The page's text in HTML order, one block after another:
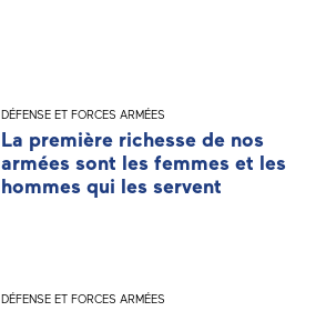
DÉFENSE ET FORCES ARMÉES
La première richesse de nos
armées sont les femmes et les
hommes qui les servent
DÉFENSE ET FORCES ARMÉES